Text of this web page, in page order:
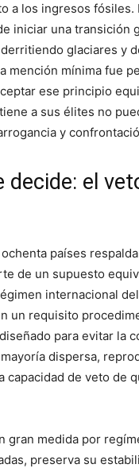
a los ingresos
iniciar una
glaciares y
mención mínima fue
ese principio
a sus élites no
y
decide: el
países
de un supuesto
internacional
un requisito
para evitar la
dispersa,
capacidad de veto de
gran medida por
preserva su